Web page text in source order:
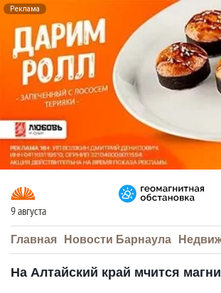
Реклама
9 августа
Главная Новости Барнаула
На Алтайский край мчится